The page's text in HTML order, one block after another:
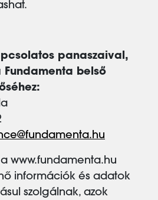
panaszaival,
belső
www.fundamenta.hu
információk és adatok
szolgálnak, azok